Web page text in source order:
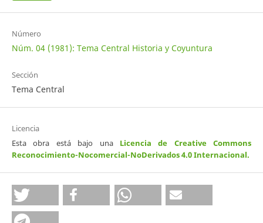
Número
Núm. 04 (1981): Tema Central Historia y Coyuntura
Sección
Tema Central
Licencia
Esta obra está bajo una Licencia de Creative Commons
Reconocimiento-Nocomercial-NoDerivados 4.0 Internacional.